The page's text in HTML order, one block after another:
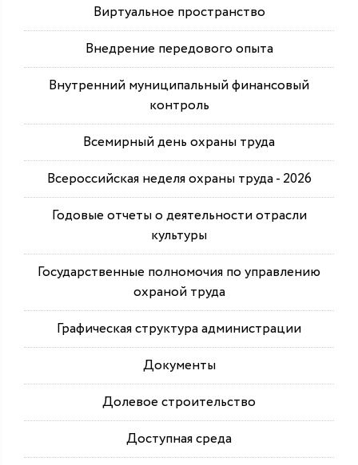
Виртуальное пространство
Внедрение передового опыта
Внутренний муниципальный финансовый
контроль
Всемирный день охраны труда
Всероссийская неделя охраны труда - 2026
Годовые отчеты о деятельности отрасли
культуры
Государственные полномочия по управлению
охраной труда
Графическая структура администрации
Документы
Долевое строительство
Доступная среда